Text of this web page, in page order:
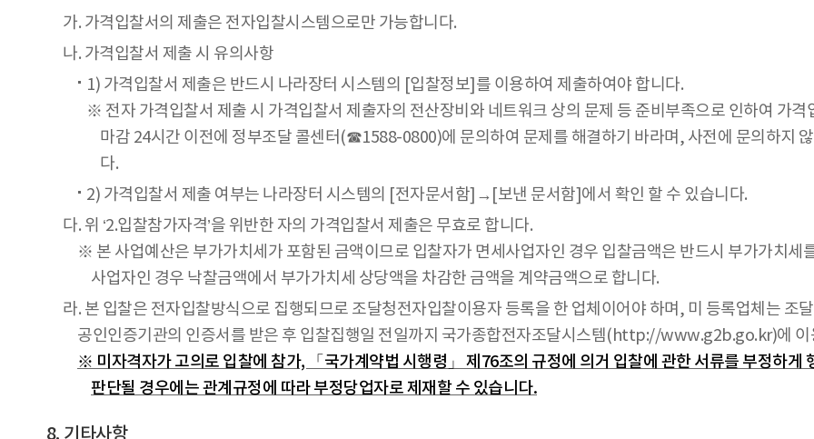
가. 가격입찰서의 제출은 전자입찰시스템으로만 가능합니다.
나. 가격입찰서 제출 시 유의사항
1) 가격입찰서 제출은 반드시 나라장터 시스템의 [입찰정보]를 이용하여 제출하여야 합니다.
※ 전자 가격입찰서 제출 시 가격입찰서 제출자의 전산장비와 네트워크 상의 문제 등 준비부족으로 인하여 가
마감 24시간 이전에 정부조달 콜센터(☎1588-0800)에 문의하여 문제를 해결하기 바라며, 사전에 문의하지
다.
2) 가격입찰서 제출 여부는 나라장터 시스템의 [전자문서함]→[보낸 문서함]에서 확인 할 수 있습니다.
다. 위 ‘2.입찰참가자격’을 위반한 자의 가격입찰서 제출은 무효로 합니다.
※ 본 사업예산은 부가가치세가 포함된 금액이므로 입찰자가 면세사업자인 경우 입찰금액은 반드시 부가가치세
사업자인 경우 낙찰금액에서 부가가치세 상당액을 차감한 금액을 계약금액으로 합니다.
라. 본 입찰은 전자입찰방식으로 집행되므로 조달청전자입찰이용자 등록을 한 업체이어야 하며, 미 등록업체는 조
공인인증기관의 인증서를 받은 후 입찰집행일 전일까지 국가종합전자조달시스템(http://www.g2b.go.kr)에 이
※ 미자격자가 고의로 입찰에 참가, 「국가계약법 시행령」 제76조의 규정에 의거 입찰에 관한 서류를 부정하게
판단될 경우에는 관계규정에 따라 부정당업자로 제재할 수 있습니다.
기타사항